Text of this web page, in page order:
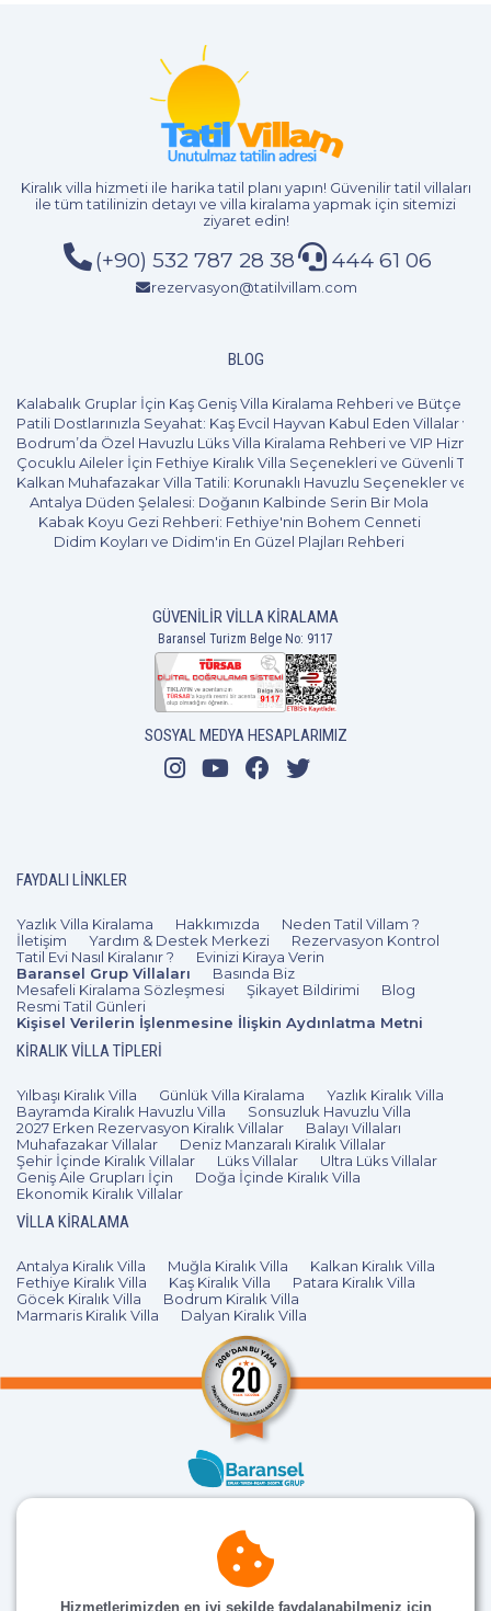
2+1 5 Kişi Beğen
5 Kişi
Kiralık villa hizmetiile harika tatil planı yapın! Güvenilir tatil villaları
ile tüm tatilinizin detayı ve villa kiralama yapmak için sitemizi
ziyaret edin!
(+90) 532 787 28 38 444 61 06
rezervasyon@tatilvillam.com
BLOG
Kalabalık Gruplar İçin Kaş Geniş Villa Kiralama Rehberi ve Bütçe
Patili Dostlarınızla Seyahat: Kaş Evcil Hayvan Kabul Eden Villalar ve
Bodrum’da Özel Havuzlu Lüks Villa Kiralama Rehberi ve VIP
Çocuklu Aileler İçin Fethiye Kiralık Villa Seçenekleri ve Güvenli
Kalkan Muhafazakar Villa Tatili: Korunaklı Havuzlu Seçenekler ve
Antalya Düden Şelalesi: Doğanın Kalbinde Serin Bir Mola
Kabak Koyu Gezi Rehberi: Fethiye'nin Bohem Cenneti
Didim Koyları ve Didim'in En Güzel Plajları Rehberi
GÜVENILIR VILLA KIRALAMA
Baransel Turizm Belge No: 9117
SOSYAL MEDYA HESAPLARIMIZ
FAYDALI LINKLER
Yazlık Villa Kiralama Hakkımızda
Neden Tatil Villam ?
İletişim
Yardım & Destek Merkezi
Rezervasyon Kontrol
Tatil Evi Nasıl Kiralanır ?
Evinizi Kiraya Verin
Baransel Grup Villaları
Basında Biz
Mesafeli Kiralama Sözleşmesi
Şikayet Bildirimi
Blog
Resmi Tatil Günleri
Kişisel Verilerin İşlenmesine İlişkin Aydınlatma Metni
KIRALIK VILLA TIPLERI
Yılbaşı Kiralık Villa Günlük Villa Kiralama
Yazlık Kiralık Villa
Bayramda Kiralık Havuzlu Villa
Sonsuzluk Havuzlu Villa
2027 Erken Rezervasyon Kiralık Villalar
Balayı Villaları
Muhafazakar Villalar
Deniz Manzaralı Kiralık Villalar
Şehir İçinde Kiralık Villalar
Lüks Villalar
Ultra Lüks Villalar
Geniş Aile Grupları İçin
Doğa İçinde Kiralık Villa
Ekonomik Kiralık Villalar
VILLA KIRALAMA
Antalya Kiralık Villa Muğla Kiralık Villa
Kalkan Kiralık Villa
Fethiye Kiralık Villa
Kaş Kiralık Villa
Patara Kiralık Villa
Göcek Kiralık Villa
Bodrum Kiralık Villa
Marmaris Kiralık Villa
Dalyan Kiralık Villa
Hizmetlerimizden en iyi şekilde faydalanabilmeniz için